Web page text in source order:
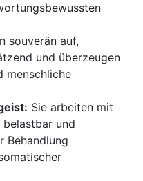
souverän auf,
und überzeugen
menschliche
Sie arbeiten mit
und
Behandlung